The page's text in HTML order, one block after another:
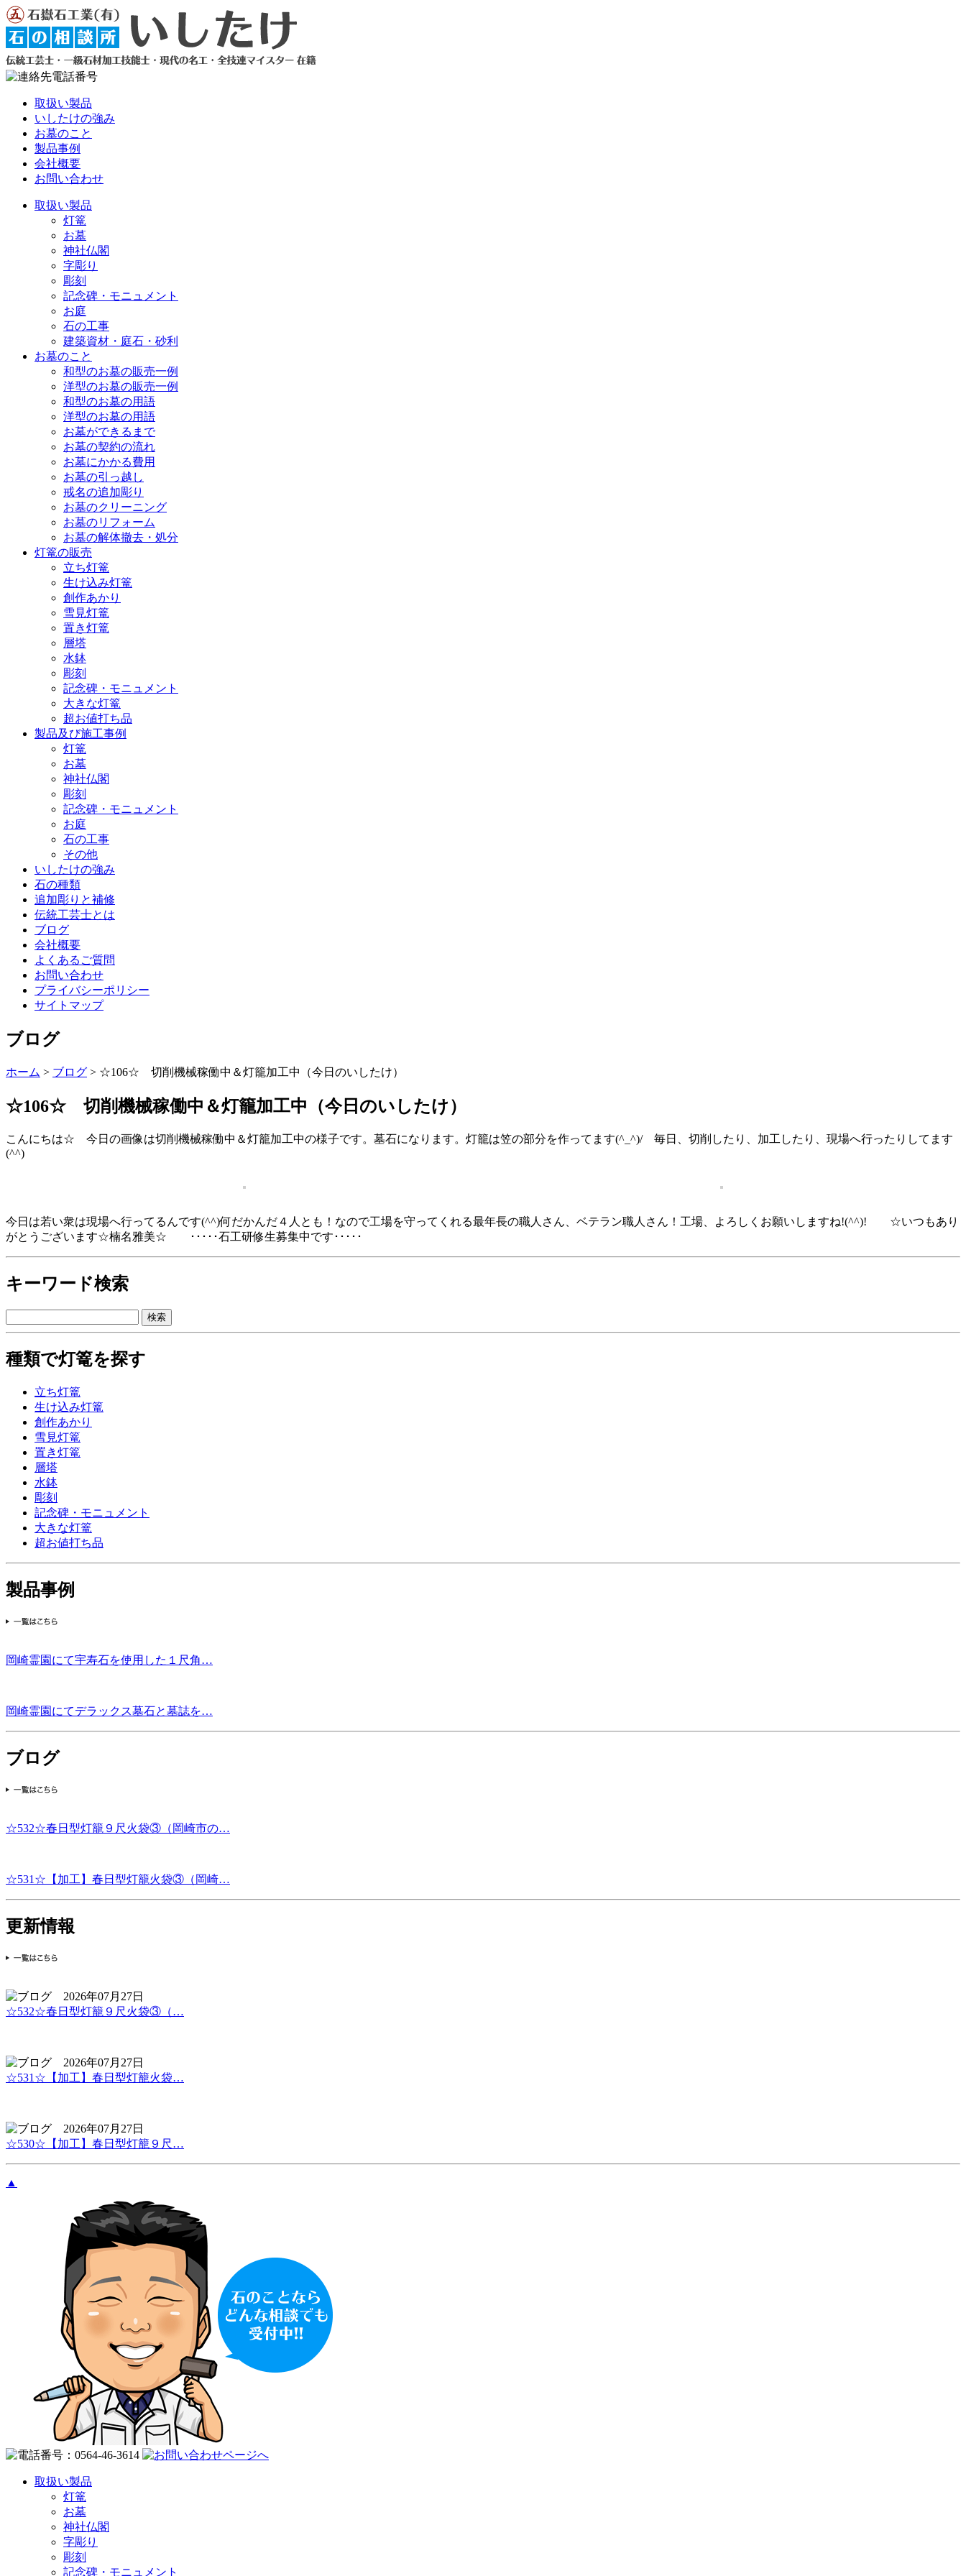
取扱い製品
いしたけの強み
お墓のこと
製品事例
会社概要
お問い合わせ
取扱い製品
灯篭
お墓
神社仏閣
字彫り
彫刻
記念碑・モニュメント
お庭
石の工事
建築資材・庭石・砂利
お墓のこと
和型のお墓の販売一例
洋型のお墓の販売一例
和型のお墓の用語
洋型のお墓の用語
お墓ができるまで
お墓の契約の流れ
お墓にかかる費用
お墓の引っ越し
戒名の追加彫り
お墓のクリーニング
お墓のリフォーム
お墓の解体撤去・処分
灯篭の販売
立ち灯篭
生け込み灯篭
創作あかり
雪見灯篭
置き灯篭
層塔
水鉢
彫刻
記念碑・モニュメント
大きな灯篭
超お値打ち品
製品及び施工事例
灯篭
お墓
神社仏閣
彫刻
記念碑・モニュメント
お庭
石の工事
その他
いしたけの強み
石の種類
追加彫りと補修
伝統工芸士とは
ブログ
会社概要
よくあるご質問
お問い合わせ
プライバシーポリシー
サイトマップ
ブログ
ホーム > ブログ > ☆106☆ 切削機械稼働中＆灯籠加工中（今日のいしたけ）
☆106☆ 切削機械稼働中＆灯籠加工中（今日のいしたけ）
こんにちは☆ 今日の画像は切削機械稼働中＆灯籠加工中の様子です。墓石になります。灯籠は笠の部分を作ってます(^_^)/ 毎日、切削したり、加工したり、現場へ行ったりしてます
(^^)
今日は若い衆は現場へ行ってるんです(^^)何だかんだ４人とも！なので工場を守ってくれる最年長の職人さん、ベテラン職人さん！工場、よろしくお願いしますね!(^^)! ☆いつもあり
がとうございます☆楠名雅美☆ ･････石工研修生募集中です･････
キーワード検索
種類で灯篭を探す
立ち灯篭
生け込み灯篭
創作あかり
雪見灯篭
置き灯篭
層塔
水鉢
彫刻
記念碑・モニュメント
大きな灯篭
超お値打ち品
製品事例
岡崎霊園にて宇寿石を使用した１尺角…
岡崎霊園にてデラックス墓石と墓誌を…
ブログ
☆532☆春日型灯籠９尺火袋③（岡崎市の…
☆531☆【加工】春日型灯籠火袋③（岡崎…
更新情報
2026年07月27日
☆532☆春日型灯籠９尺火袋③（…
2026年07月27日
☆531☆【加工】春日型灯籠火袋…
2026年07月27日
☆530☆【加工】春日型灯籠９尺…
▲
取扱い製品
灯篭
お墓
神社仏閣
字彫り
彫刻
記念碑・モニュメント